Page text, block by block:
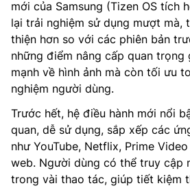
mới của Samsung (Tizen OS tích
lại trải nghiệm sử dụng mượt mà,
thiện hơn so với các phiên bản
những điểm nâng cấp quan
mạnh về hình ảnh mà còn tối ưu
nghiệm người dùng.
Trước hết, hệ điều hành mới nổi
quan, dễ sử dụng, sắp xếp các
như YouTube, Netflix, Prime
web. Người dùng có thể truy cập
trong vài thao tác, giúp tiết kiệm